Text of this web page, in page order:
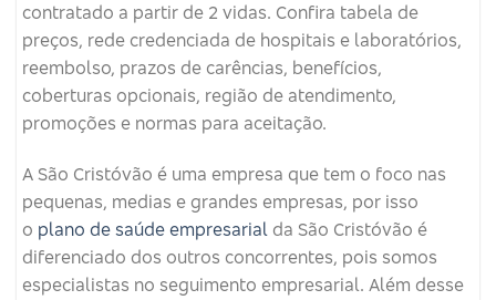
contratado a partir de 2 vidas. Confira tabela de
preços, rede credenciada de hospitais e laboratórios,
reembolso, prazos de carências, benefícios,
coberturas opcionais, região de atendimento,
promoções e normas para aceitação.
A São Cristóvão é uma empresa que tem o foco nas
pequenas, medias e grandes empresas, por isso
o plano de saúde empresarial da São Cristóvão é
diferenciado dos outros concorrentes, pois somos
especialistas no seguimento empresarial. Além desse